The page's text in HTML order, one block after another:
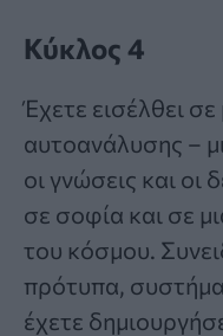
Κύκλος 4
Έχετε εισέλθει
αυτοανάλυσης –
οι γνώσεις και οι
σε σοφία και σε
του κόσμου.
πρότυπα,
έχετε